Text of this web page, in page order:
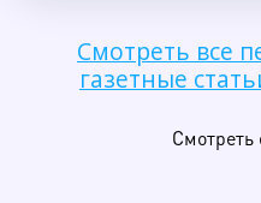
Смотреть все
газетные